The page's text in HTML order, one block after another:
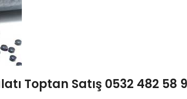
Toptan Satış 0532 482 58